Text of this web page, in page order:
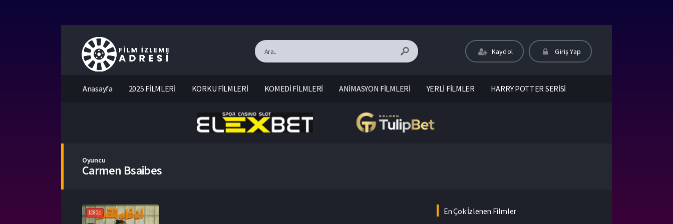
Kaydol Giriş Yap
Anasayfa 2025 FİLMLERİ KORKU FİLMLERİ KOMEDİ FİLMLERİ ANİMASYON FİLMLERİ YERLİ FİLMLER HARRY POTTER SERİSİ
Oyuncu
Carmen Bsaibes
1080p En Çok İzlenen Filmler